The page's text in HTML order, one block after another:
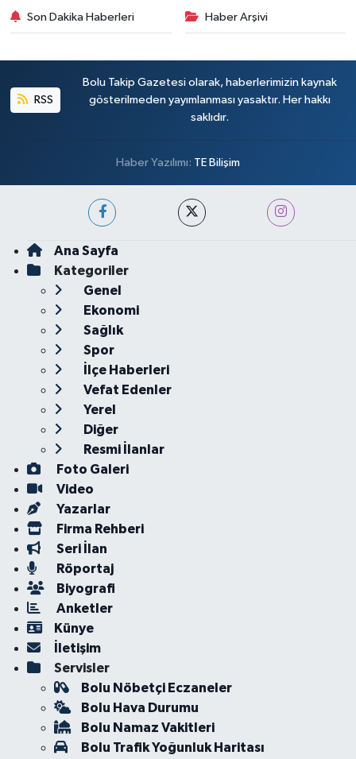
Son Dakika Haberleri Haber Arşivi
RSS
Bolu Takip Gazetesi olarak, haberlerimizin kaynak
gösterilmeden yayımlanması yasaktır. Her hakkı
saklıdır.
Haber Yazılımı: TE Bilişim
Ana Sayfa
Kategoriler
Genel
Ekonomi
Sağlık
Spor
İlçe Haberleri
Vefat Edenler
Yerel
Diğer
Resmi İlanlar
Foto Galeri
Video
Yazarlar
Firma Rehberi
Seri İlan
Röportaj
Biyografi
Anketler
Künye
İletişim
Servisler
Bolu Nöbetçi Eczaneler
Bolu Hava Durumu
Bolu Namaz Vakitleri
Bolu Trafik Yoğunluk Haritası